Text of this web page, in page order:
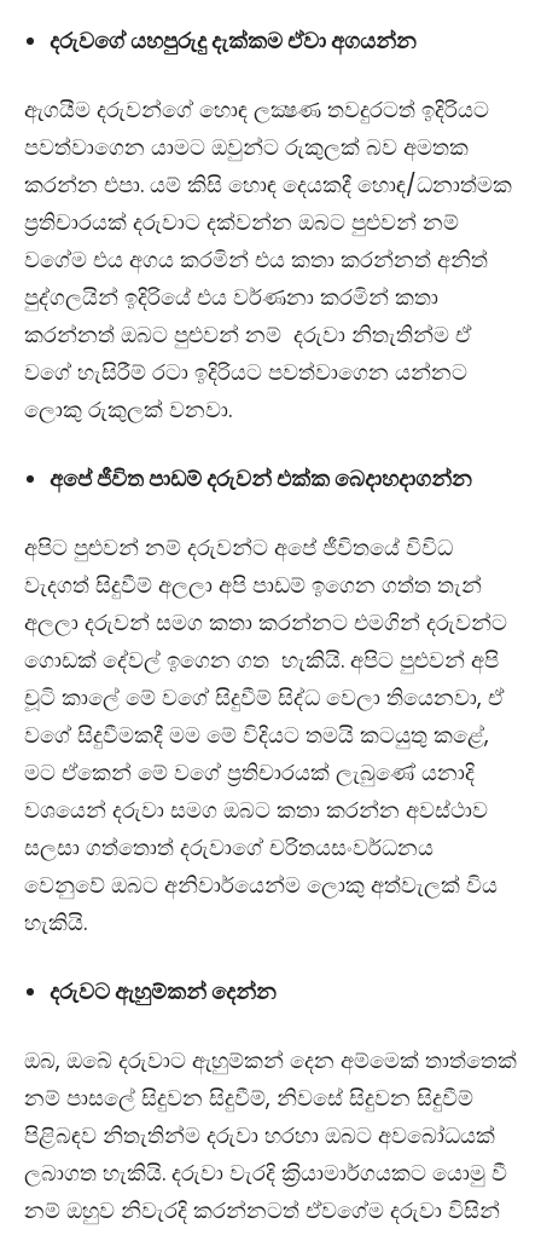
දරුවගේ යහපුරුදු දැක්කම ඒවා අගයන්න
ඇගයීම දරුවන්ගේ හොඳ ලක්‍ෂණ තවදුරටත් ඉදිරියට
පවත්වාගෙන යාමට ඔවුන්ට රුකුලක් බව අමතක
කරන්න එපා. යම් කිසි හොඳ දෙයකදී හොඳ/ධනාත්මක
ප‍්‍රතිචාරයක් දරුවාට දක්වන්න ඔබට පුළුවන් නම්
වගේම එය අගය කරමින් එය කතා කරන්නත් අනිත්
පුද්ගලයින් ඉදිරියේ එය වර්ණනා කරමින් කතා
කරන්නත් ඔබට පුළුවන් නම් දරුවා නිතැතින්ම ඒ
වගේ හැසිරීම් රටා ඉදිරියට පවත්වාගෙන යන්නට
ලොකු රුකුලක් වනවා.
අපේ ජීවිත පාඩම් දරුවන් එක්ක බෙදාහදාගන්න
අපිට පුළුවන් නම් දරුවන්ට අපේ ජීවිතයේ විවිධ
වැදගත් සිදුවීම් අලලා අපි පාඩම් ඉගෙන ගත්ත තැන්
අලලා දරුවන් සමග කතා කරන්නට එමගින් දරුවන්ට
ගොඩක් දේවල් ඉගෙන ගත හැකියි. අපිට පුළුවන් අපි
චූටි කාලේ මේ වගේ සිදුවීම් සිද්ධ වෙලා තියෙනවා, ඒ
වගේ සිදුවීමකදී මම මේ විදියට තමයි කටයුතු කළේ,
මට ඒකෙන් මේ වගේ ප‍්‍රතිචාරයක් ලැබුණේ යනාදි
වශයෙන් දරුවා සමග ඔබට කතා කරන්න අවස්ථාව
සලසා ගත්තොත් දරුවාගේ චරිතයසංවර්ධනය
වෙනුවේ ඔබට අනිවාර්යෙන්ම ලොකු අත්වැලක් විය
හැකියි.
දරුවට ඇහුම්කන් දෙන්න
ඔබ, ඔබේ දරුවාට ඇහුම්කන් දෙන අම්මෙක් තාත්තෙක්
නම් පාසලේ සිදුවන සිදුවීම්, නිවසේ සිදුවන සිදුවීම්
පිළිබඳව නිතැතින්ම දරුවා හරහා ඔබට අවබෝධයක්
ලබාගත හැකියි. දරුවා වැරදි ක‍්‍රියාමාර්ගයකට යොමු වී
නම් ඔහුව නිවැරදි කරන්නටත් ඒවගේම දරුවා විසින්